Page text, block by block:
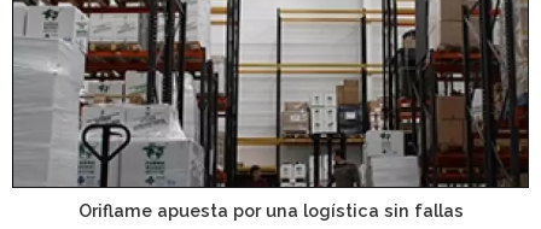
Oriflame apuesta por una logística sin fallas